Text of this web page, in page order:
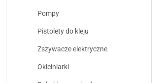
Pompy
Pistolety do kleju
Zszywacze elektryczne
Okleiniarki